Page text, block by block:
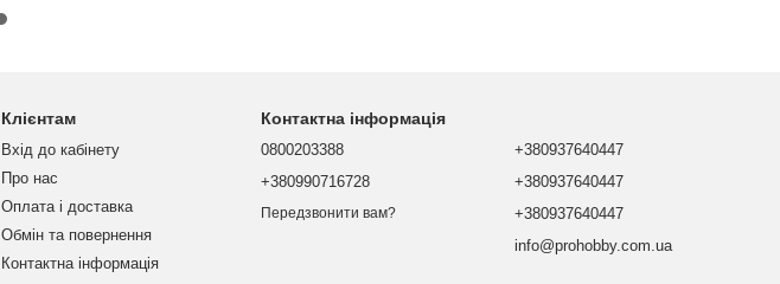
Клієнтам
Вхід до кабінету
Про нас
Оплата і доставка
Обмін та повернення
Контактна інформація
Контактна інформація
0800203388
+380990716728
Передзвонити вам?
+380937640447
+380937640447
+380937640447
info@prohobby.com.ua